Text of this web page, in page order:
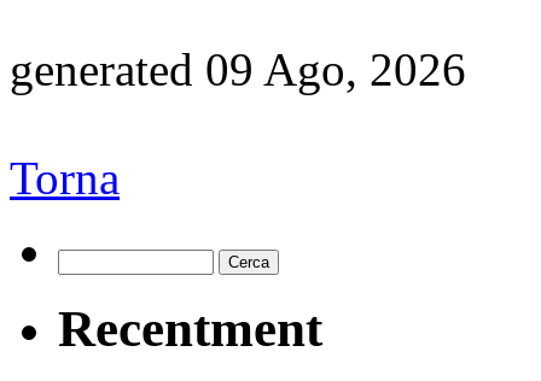
generated 09 Ago, 2026
Torna
Recentment